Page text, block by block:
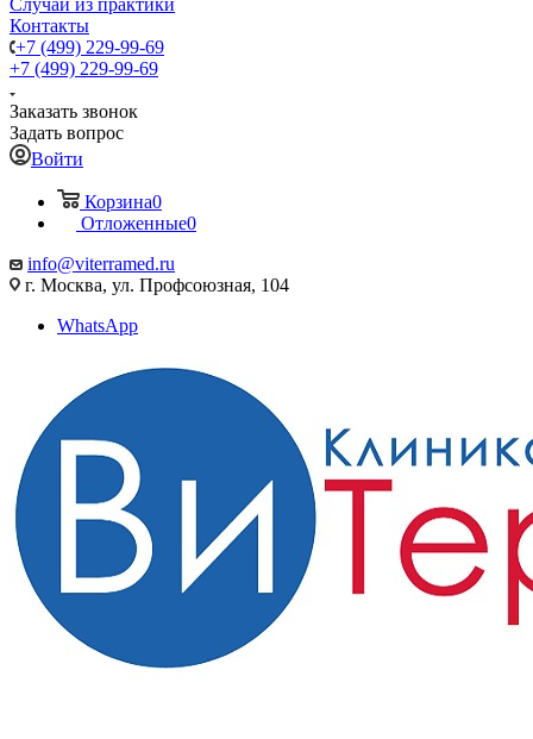
Случаи из практики
Контакты
+7 (499) 229-99-69
+7 (499) 229-99-69
Заказать звонок
Задать вопрос
Войти
Корзина0
Отложенные0
info@viterramed.ru
г. Москва, ул. Профсоюзная, 104
WhatsApp